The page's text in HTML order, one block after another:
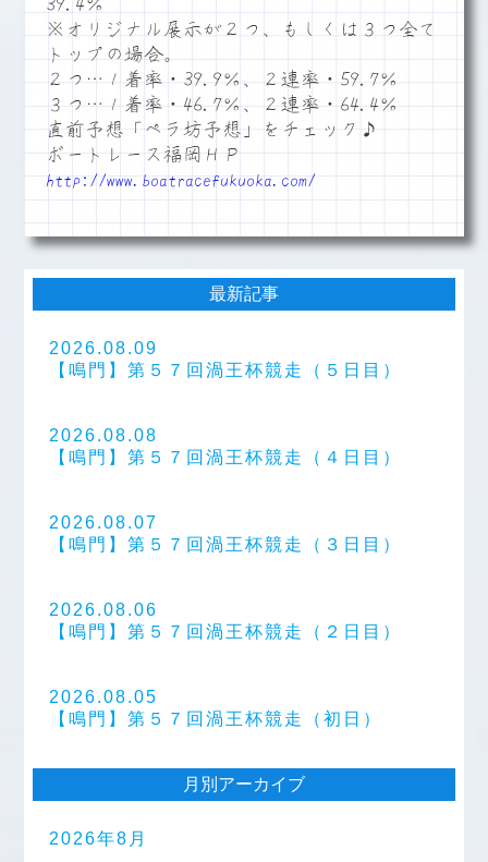
39.4％
※オリジナル展示が２つ、もしくは３つ全て
トップの場合。
２つ…１着率・39.9％、２連率・59.7％
３つ…１着率・46.7％、２連率・64.4％
直前予想「ペラ坊予想」をチェック♪
ボートレース福岡ＨＰ
http://www.boatracefukuoka.com/
最新記事
2026.08.09
【鳴門】第５７回渦王杯競走（５日目）
2026.08.08
【鳴門】第５７回渦王杯競走（４日目）
2026.08.07
【鳴門】第５７回渦王杯競走（３日目）
2026.08.06
【鳴門】第５７回渦王杯競走（２日目）
2026.08.05
【鳴門】第５７回渦王杯競走（初日）
月別アーカイブ
2026年8月